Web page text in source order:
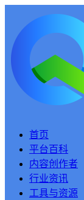
首页
平台百科
内容创作者
行业资讯
工具与资源